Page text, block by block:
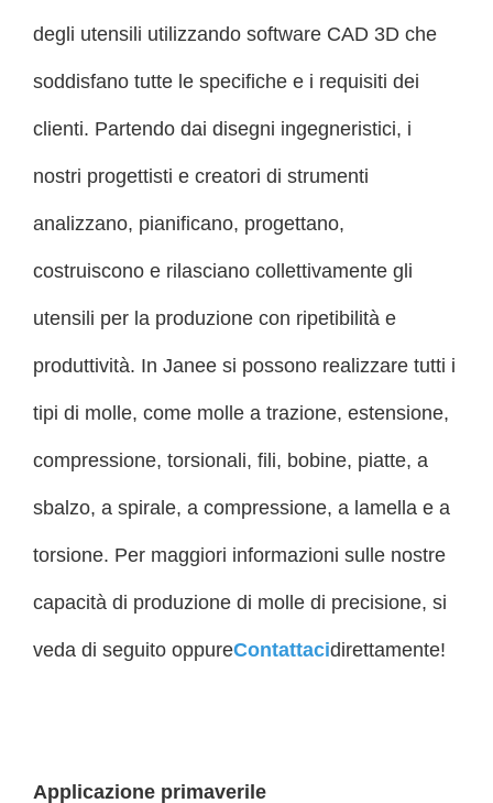
degli utensili utilizzando software CAD 3D che
soddisfano tutte le specifiche e i requisiti dei
clienti. Partendo dai disegni ingegneristici, i
nostri progettisti e creatori di strumenti
analizzano, pianificano, progettano,
costruiscono e rilasciano collettivamente gli
utensili per la produzione con ripetibilità e
produttività. In Janee si possono realizzare tutti i
tipi di molle, come molle a trazione, estensione,
compressione, torsionali, fili, bobine, piatte, a
sbalzo, a spirale, a compressione, a lamella e a
torsione. Per maggiori informazioni sulle nostre
capacità di produzione di molle di precisione, si
veda di seguito oppureContattacidirettamente!
Applicazione primaverile